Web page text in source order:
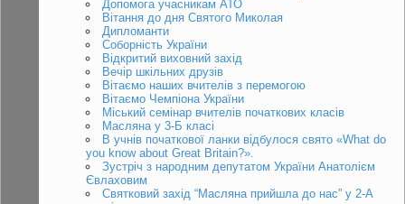
Допомога учасникам АТО
Вітання до дня Святого Миколая
Дипломанти
Соборність України
Відкритий виховний захід
Вечір шкільних друзів
Вітаємо наших вчителів з перемогою
Вітаємо Чемпіона України
Міський семінар вчителів початкових класів
Масляна у 3-Б класі
В учнів початкової ланки відбулося свято «What do
you know about Great Britain?».
Зустріч з народним депутатом України Анатолієм
Євлаховим
Святковий захід “Масляна прийшла до нас” у 2-А